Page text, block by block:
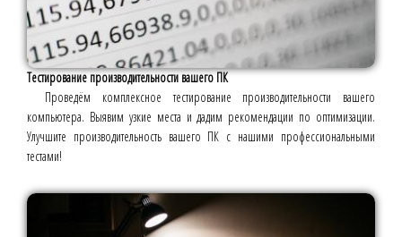
Тестирование производительности вашего ПК
Проведём комплексное тестирование производительности вашего
компьютера. Выявим узкие места и дадим рекомендации по оптимизации.
Улучшите производительность вашего ПК с нашими профессиональными
тестами!